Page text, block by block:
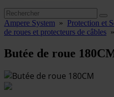
Ampere System » Protection et
de roues et protecteurs de câbles »
Butée de roue